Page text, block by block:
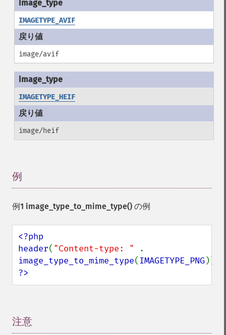
IMAGETYPE_AVIF
image/avif
IMAGETYPE_HEIF
image/heif
例
例1 image_type_to_mime_type() の例
<?php
header( "Content-type: "
image_type_to_mime_type(IMAGETYPE_PNG
?>
注意